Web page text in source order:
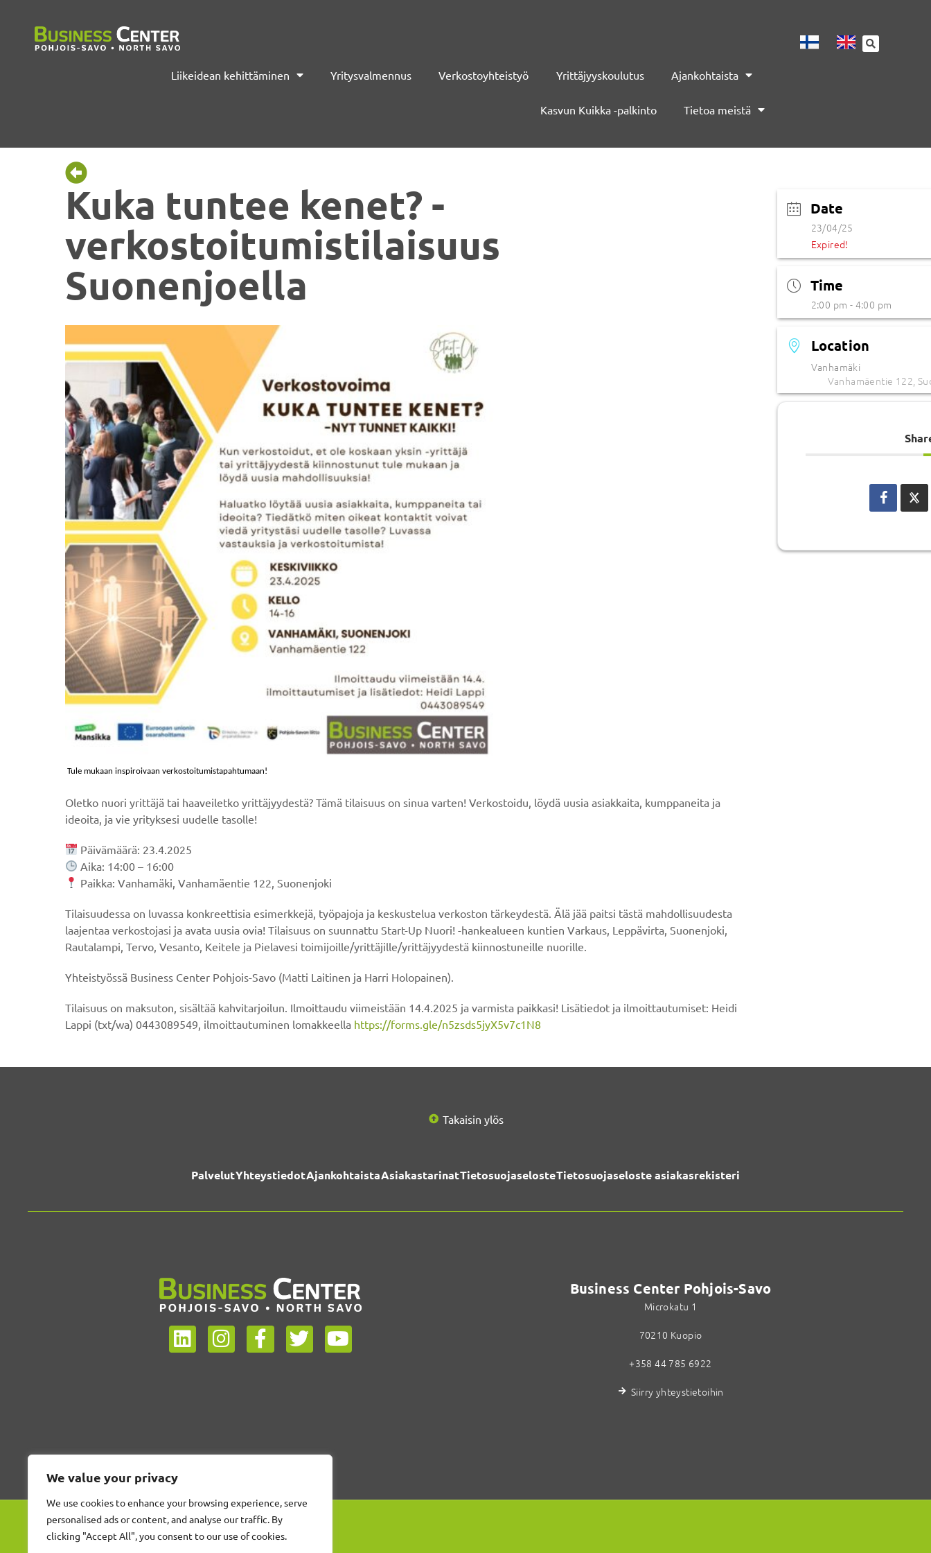
We value your privacy
We use cookies to enhance your browsing experience, serve
personalised ads or content, and analyse our traffic. By
clicking "Accept All", you consent to our use of cookies.
Liikeidean kehittäminen Yritysvalmennus Verkostoyhteistyö Yrittäjyyskoulutus Ajankohtaista
Kasvun Kuikka -palkinto Tietoa meistä
Kuka tuntee kenet? -
verkostoitumistilaisuus
Suonenjoella
Tule mukaan inspiroivaan verkostoitumistapahtumaan!
Oletko nuori yrittäjä tai haaveiletko yrittäjyydestä? Tämä tilaisuus on sinua varten! Verkostoidu, löydä uusia asiakkaita, kumppaneita ja
ideoita, ja vie yrityksesi uudelle tasolle!
Päivämäärä: 23.4.2025
Aika: 14:00 – 16:00
Paikka: Vanhamäki, Vanhamäentie 122, Suonenjoki
Tilaisuudessa on luvassa konkreettisia esimerkkejä, työpajoja ja keskustelua verkoston tärkeydestä. Älä jää paitsi tästä mahdollisuudesta
laajentaa verkostojasi ja avata uusia ovia! Tilaisuus on suunnattu Start-Up Nuori! -hankealueen kuntien Varkaus, Leppävirta, Suonenjoki,
Rautalampi, Tervo, Vesanto, Keitele ja Pielavesi toimijoille/yrittäjille/yrittäjyydestä kiinnostuneille nuorille.
Yhteistyössä Business Center Pohjois-Savo (Matti Laitinen ja Harri Holopainen).
Tilaisuus on maksuton, sisältää kahvitarjoilun. Ilmoittaudu viimeistään 14.4.2025 ja varmista paikkasi! Lisätiedot ja ilmoittautumiset: Heidi
Lappi (txt/wa) 0443089549, ilmoittautuminen lomakkeella https://forms.gle/n5zsds5jyX5v7c1N8
Date
23/04/25
Expired!
Time
2:00 pm - 4:00 pm
Location
Vanhamäki
Vanhamäentie 122,
Takaisin ylös
PalvelutYhteystiedotAjankohtaistaAsiakastarinatTietosuojaselosteTietosuojaseloste asiakasrekisteri
Business Center Pohjois-Savo
Microkatu 1
70210 Kuopio
+358 44 785 6922
Siirry yhteystietoihin